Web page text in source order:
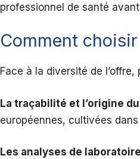
professionnel de santé avant
Comment
Face à la diversité de
La traçabilité et l’origine
européennes, cultivées
Les analyses de